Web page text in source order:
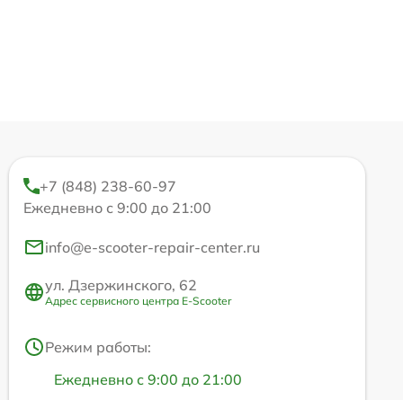
+7 (848) 238-60-97
Ежедневно с 9:00 до 21:00
info@e-scooter-repair-center.ru
ул. Дзержинского, 62
Адрес сервисного центра E-Scooter
Режим работы:
Ежедневно с 9:00 до 21:00